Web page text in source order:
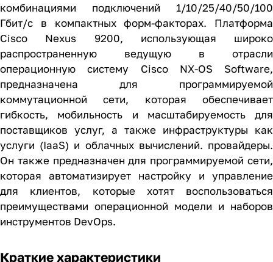
комбинациями подключений 1/10/25/40/50/100
Гбит/с в компактных форм-факторах. Платформа
Cisco Nexus 9200, использующая широко
распространенную ведущую в отрасли
операционную систему Cisco NX-OS Software,
предназначена для программируемой
коммутационной сети, которая обеспечивает
гибкость, мобильность и масштабируемость для
поставщиков услуг, а также инфраструктуры как
услуги (IaaS) и облачных вычислений. провайдеры.
Он также предназначен для программируемой сети,
которая автоматизирует настройку и управление
для клиентов, которые хотят воспользоваться
преимуществами операционной модели и наборов
инструментов DevOps.
Краткие характеристики